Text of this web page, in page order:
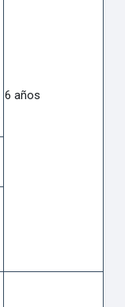
6 años